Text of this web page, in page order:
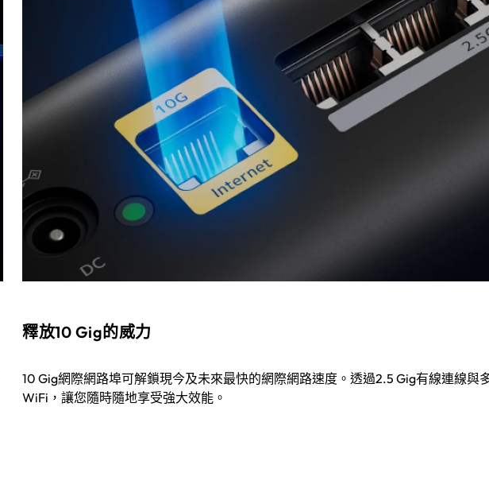
釋放10 Gig的威力
10 Gig網際網路埠可解鎖現今及未來最快的網際網路速度。透過2.5 Gig有線連線與
WiFi，讓您隨時隨地享受強大效能。